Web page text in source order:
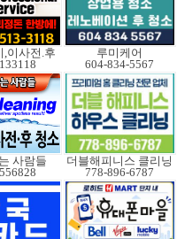
,이사전.후
루미케어
604-834-5567
사람들
더블해피니스 클리닝
778-896-6787